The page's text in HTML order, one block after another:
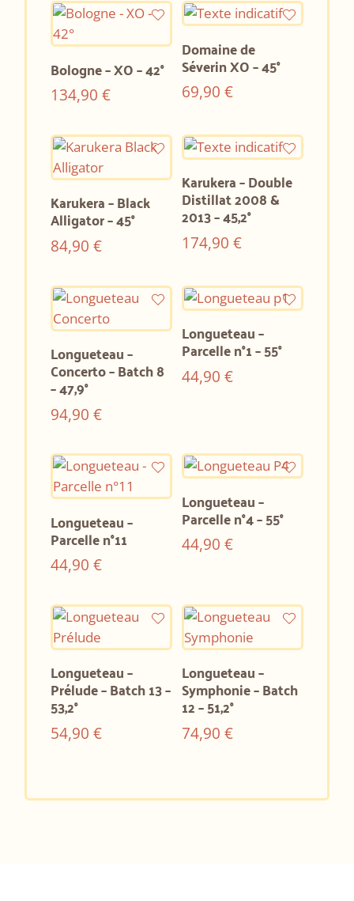
Bologne – XO – 42°
134,90€
Domaine de
Séverin XO – 45°
69,90€
Karukera – Black
Alligator – 45°
84,90€
Karukera – Double
Distillat 2008 &
2013 – 45,2°
174,90€
Longueteau –
Concerto – Batch 8
– 47,9°
94,90€
Longueteau –
Parcelle n°1 – 55°
44,90€
Longueteau –
Parcelle n°11
44,90€
Longueteau –
Parcelle n°4 – 55°
44,90€
Longueteau –
Prélude – Batch 13 –
53,2°
54,90€
Longueteau –
Symphonie – Batch
12 – 51,2°
74,90€